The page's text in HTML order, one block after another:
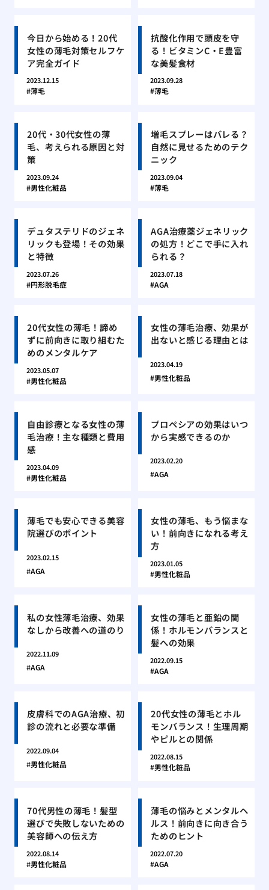
今日から始める！20代
女性の薄毛対策セルフケ
ア完全ガイド
2023.12.15
薄毛
抗酸化作用で頭皮を守
る！ビタミンC・E豊富
な美髪食材
2023.09.28
薄毛
20代・30代女性の薄
毛、考えられる原因と対
策
2023.09.24
男性化粧品
増毛スプレーはバレる？
自然に見せるためのテク
ニック
2023.09.04
薄毛
デュタステリドのジェネ
リックも登場！その効果
と特徴
2023.07.26
円形脱毛症
AGA治療薬ジェネリック
の処方！どこで手に入れ
られる？
2023.07.18
AGA
20代女性の薄毛！諦め
ずに前向きに取り組むた
めのメンタルケア
2023.05.07
男性化粧品
女性の薄毛治療、効果が
出ないと感じる理由とは
2023.04.19
男性化粧品
自由診療となる女性の薄
毛治療！主な種類と費用
感
2023.04.09
男性化粧品
プロペシアの効果はいつ
から実感できるのか
2023.02.20
AGA
薄毛でも安心できる美容
院選びのポイント
2023.02.15
AGA
女性の薄毛、もう悩まな
い！前向きになれる考え
方
2023.01.05
男性化粧品
私の女性薄毛治療、効果
なしから改善への道のり
2022.11.09
AGA
女性の薄毛と亜鉛の関
係！ホルモンバランスと
髪への効果
2022.09.15
AGA
皮膚科でのAGA治療、初
診の流れと必要な準備
2022.09.04
男性化粧品
20代女性の薄毛とホル
モンバランス！生理周期
やピルとの関係
2022.08.15
男性化粧品
70代男性の薄毛！髪型
選びで失敗しないための
美容師への伝え方
2022.08.14
男性化粧品
薄毛の悩みとメンタルヘ
ルス！前向きに向き合う
ためのヒント
2022.07.20
AGA